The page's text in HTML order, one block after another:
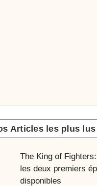
Articles les plus lus
The King of
les deux premiers
disponibles